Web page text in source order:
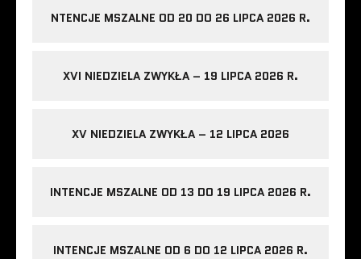
NTENCJE MSZALNE OD 20 DO 26 LIPCA 2026 R.
XVI NIEDZIELA ZWYKŁA – 19 LIPCA 2026 R.
XV NIEDZIELA ZWYKŁA – 12 LIPCA 2026
INTENCJE MSZALNE OD 13 DO 19 LIPCA 2026 R.
INTENCJE MSZALNE OD 6 DO 12 LIPCA 2026 R.